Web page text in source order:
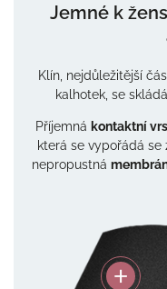
Jemné k
Klín, nejdůležitější
kalhotek, se
Příjemná kontaktní
která se vypořádá
nepropustná